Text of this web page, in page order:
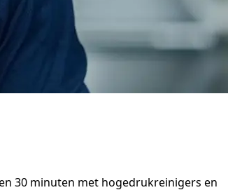
30 minuten met hogedrukreinigers en